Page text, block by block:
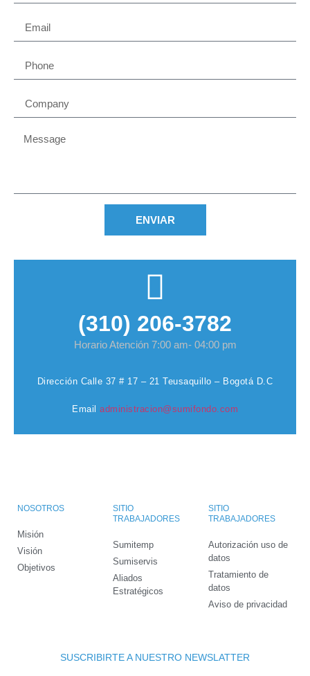
ENVIAR
(310) 206-3782
Horario Atención 7:00 am- 04:00 pm
Dirección Calle 37 # 17 – 21 Teusaquillo – Bogotá D.C
Email administracion@sumifondo.com
NOSOTROS
Misión
Visión
Objetivos
SITIO
TRABAJADORES
Sumitemp
Sumiservis
Aliados
Estratégicos
SITIO
TRABAJADORES
Autorización uso de
datos
Tratamiento de
datos
Aviso de privacidad
SUSCRIBIRTE A NUESTRO NEWSLATTER